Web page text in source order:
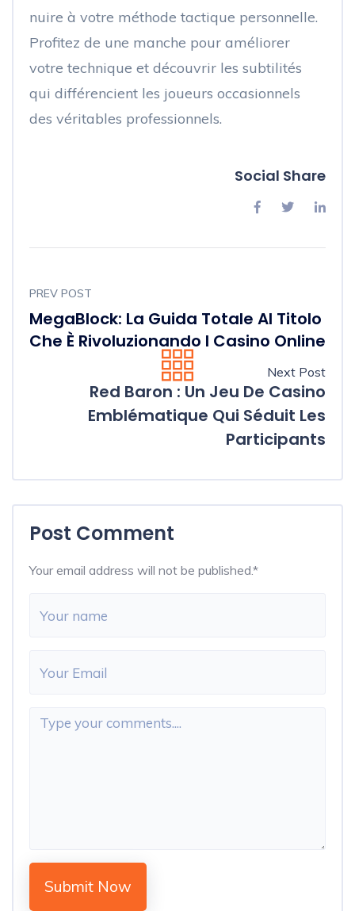
nuire à votre méthode tactique personnelle.
Profitez de une manche pour améliorer
votre technique et découvrir les subtilités
qui différencient les joueurs occasionnels
des véritables professionnels.
Social Share
PREV POST
MegaBlock: La Guida Totale Al Titolo
Che È Rivoluzionando I Casino Online
Next Post
Red Baron : Un Jeu De Casino
Emblématique Qui Séduit Les
Participants
Post Comment
Your email address will not be published.*
Submit Now